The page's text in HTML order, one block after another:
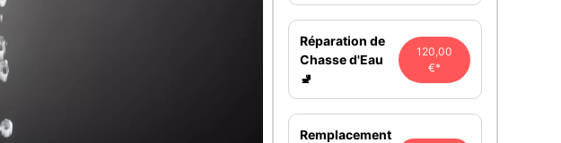
Réparation de
Chasse d'Eau
🚽
120,00
€*
Remplacement